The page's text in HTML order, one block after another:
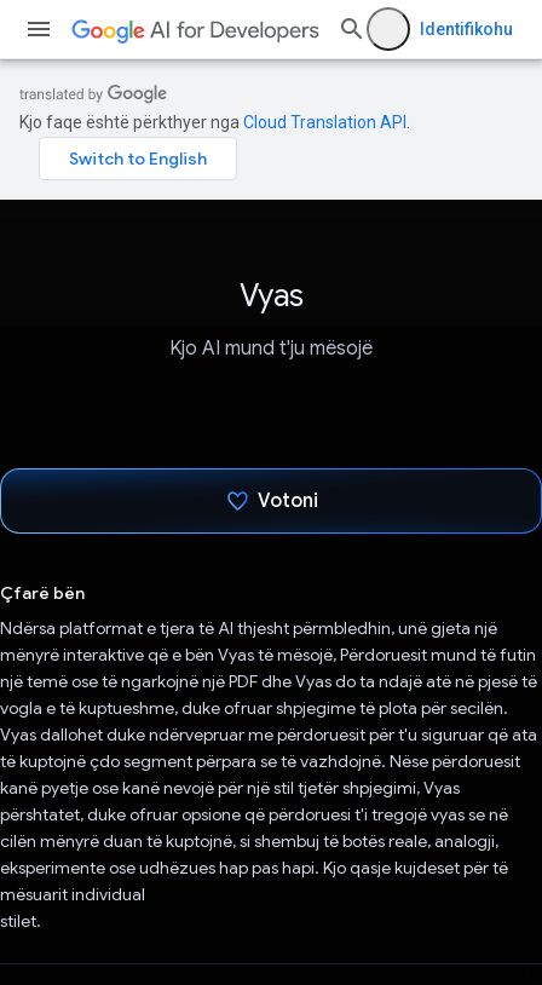
Identifikohu
Kjo faqe është përkthyer nga Cloud Translation API
Vyas
Kjo AI mund t'ju mësojë
Votoni
Çfarë bën
Ndërsa platformat e tjera të AI thjesht përmbledhin, unë gjeta një
mënyrë interaktive që e bën Vyas të mësojë, Përdoruesit mund të futin
një temë ose të ngarkojnë një PDF dhe Vyas do ta ndajë atë në pjesë të
vogla e të kuptueshme, duke ofruar shpjegime të plota për secilën.
Vyas dallohet duke ndërvepruar me përdoruesit për t'u siguruar që ata
të kuptojnë çdo segment përpara se të vazhdojnë. Nëse përdoruesit
kanë pyetje ose kanë nevojë për një stil tjetër shpjegimi, Vyas
përshtatet, duke ofruar opsione që përdoruesi t'i tregojë vyas se në
cilën mënyrë duan të kuptojnë, si shembuj të botës reale, analogji,
eksperimente ose udhëzues hap pas hapi. Kjo qasje kujdeset për të
mësuarit individual
stilet.